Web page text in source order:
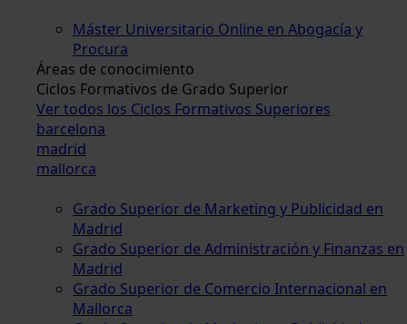
Máster Universitario Online en Abogacía y
Procura
Áreas de conocimiento
Ciclos Formativos de Grado Superior
Ver todos los Ciclos Formativos Superiores
barcelona
madrid
mallorca
Grado Superior de Marketing y Publicidad en
Madrid
Grado Superior de Administración y Finanzas en
Madrid
Grado Superior de Comercio Internacional en
Mallorca